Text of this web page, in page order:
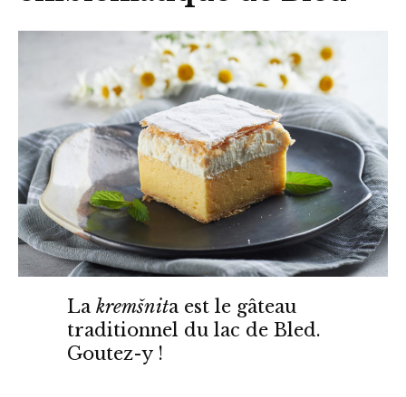
La kremšnita est le gâteau
traditionnel du lac de Bled.
Goutez-y !